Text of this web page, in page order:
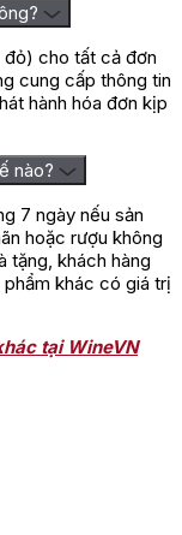
đỏ) cho tất cả đơn
cung cấp thông tin
hành hóa đơn kịp
nào?
7 ngày nếu sản
hoặc rượu không
tặng, khách hàng
khác có giá trị
tại WineVN